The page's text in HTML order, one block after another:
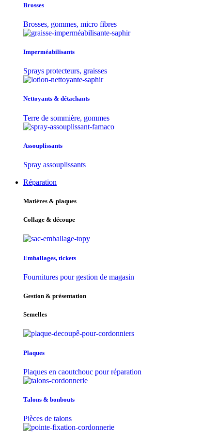
Brosses
Brosses, gommes, micro fibres
Imperméabilisants
Sprays protecteurs, graisses
Nettoyants & détachants
Terre de sommière, gommes
Assouplissants
Spray assouplissants
Réparation
Matières & plaques
Collage & découpe
Emballages, tickets
Fournitures pour gestion de magasin
Gestion & présentation
Semelles
Plaques
Plaques en caoutchouc pour réparation
Talons & bonbouts
Pièces de talons